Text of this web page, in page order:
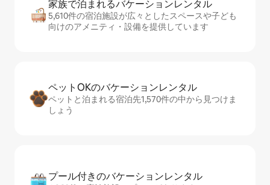
家族で泊まれるバ⁠ケ⁠ー⁠シ⁠ョ⁠ンレ⁠ン⁠タ⁠ル
5,610件の宿泊施設が広々としたスペースや子ども
向けのアメニティ・設備を提供しています
ペットOKのバ⁠ケ⁠ー⁠シ⁠ョ⁠ンレ⁠ン⁠タ⁠ル
ペットと泊まれる宿泊先1,570件の中から見つけま
しょう
プール付きのバ⁠ケ⁠ー⁠シ⁠ョ⁠ンレ⁠ン⁠タ⁠ル